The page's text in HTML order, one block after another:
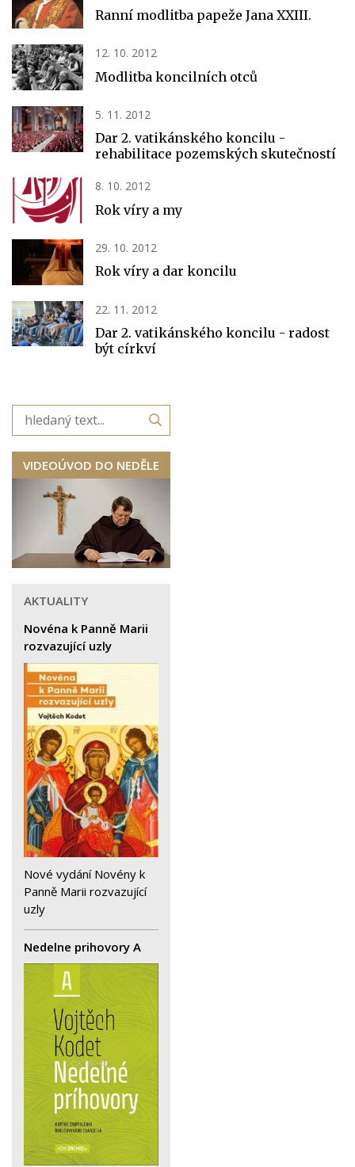
Ranní modlitba papeže Jana XXIII.
12. 10. 2012
Modlitba koncilních otců
5. 11. 2012
Dar 2. vatikánského koncilu -
rehabilitace pozemských skutečností
8. 10. 2012
Rok víry a my
29. 10. 2012
Rok víry a dar koncilu
22. 11. 2012
Dar 2. vatikánského koncilu - radost
být církví
VIDEOÚVOD DO NEDĚLE
AKTUALITY
Novéna k Panně Marii
rozvazující uzly
Nové vydání Novény k
Panně Marii rozvazující
uzly
Nedelne prihovory A